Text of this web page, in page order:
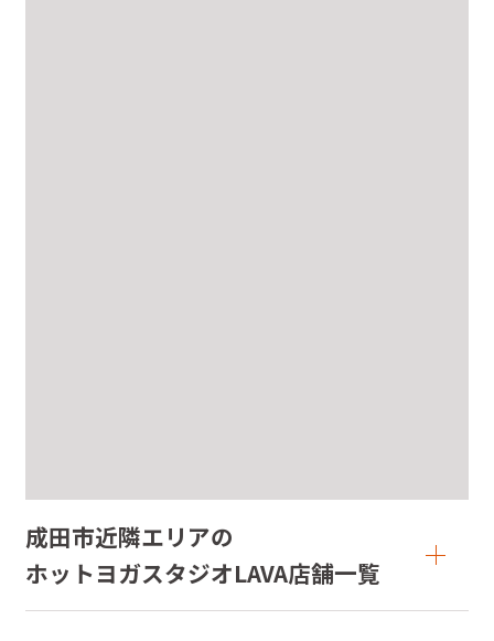
成田市近隣エリアの
ホットヨガスタジオLAVA店舗一覧